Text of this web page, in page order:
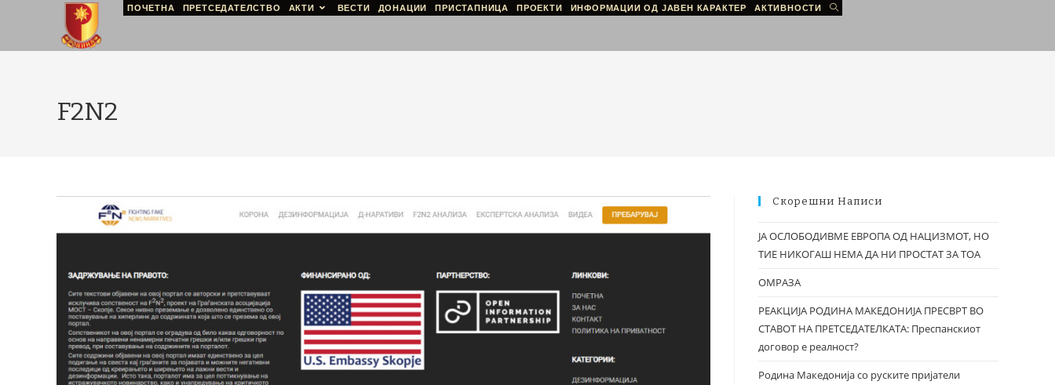
ПОЧЕТНА ПРЕТСЕДАТЕЛСТВО АКТИ ВЕСТИ ДОНАЦИИ ПРИСТАПНИЦА ПРОЕКТИ ИНФОРМАЦИИ ОД ЈАВЕН КАРАКТЕР АКТИВНОСТИ
F2N2
Скорешни Написи
ЈА ОСЛОБОДИВМЕ ЕВРОПА ОД НАЦИЗМОТ, НО
ТИЕ НИКОГАШ НЕМА ДА НИ ПРОСТАТ ЗА ТОА
ОМРАЗА
РЕАКЦИЈА РОДИНА МАКЕДОНИЈА ПРЕСВРТ ВО
СТАВОТ НА ПРЕТСЕДАТЕЛКАТА: Преспанскиот
договор е реалност?
Родина Македонија со руските пријатели